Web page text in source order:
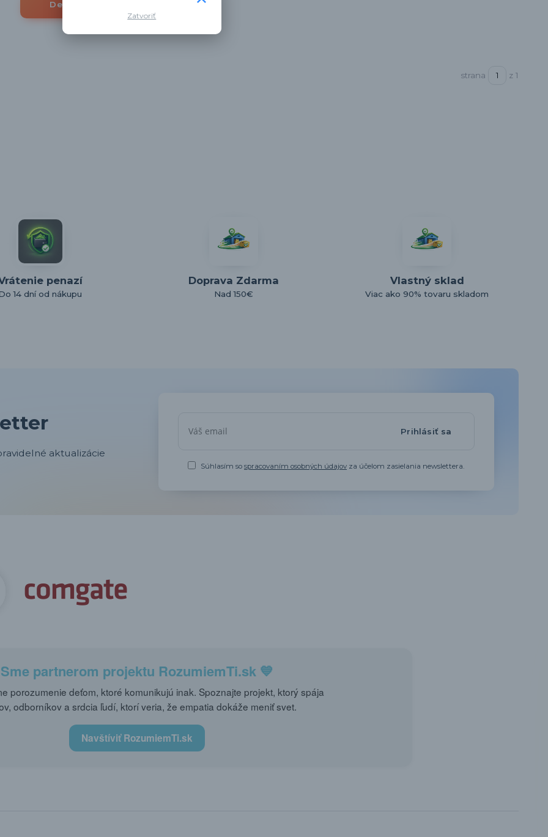
Detail
strana z 1
penazí
14 dní od nákupu
Doprava Zdarma
Nad 150€
Vlastný sklad
Viac ako 90% tovaru skladom
aktualizácie
Prihlásiť sa
Súhlasím sospracovaním osobných údajov za účelom zasielania newslettera.
Sme partnerom projektu RozumiemTi.sk 💙
porozumenie deťom, ktoré komunikujú inak. Spoznajte projekt, ktorý spája
odborníkov a srdcia ľudí, ktorí veria, že empatia dokáže meniť svet.
Navštíviť RozumiemTi.sk
Zatvoriť